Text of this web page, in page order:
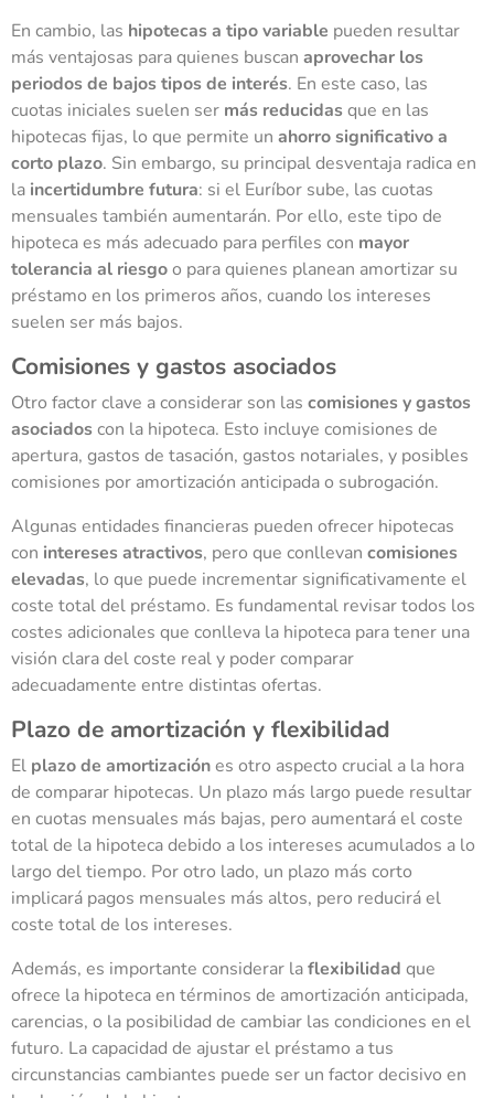
En cambio, las hipotecas a tipo variable pueden resultar
más ventajosas para quienes buscan aprovechar los
periodos de bajos tipos de interés. En este caso, las
cuotas iniciales suelen ser más reducidasque en las
hipotecas fijas, lo que permite un ahorro significativo a
corto plazo. Sin embargo, su principal desventaja radica en
la incertidumbre futura: si el Euríbor sube, las cuotas
mensuales también aumentarán. Por ello, este tipo de
hipoteca es más adecuado para perfiles con mayor
tolerancia al riesgoo para quienes planean amortizar su
préstamo en los primeros años, cuando los intereses
suelen ser más bajos.
Comisiones y gastos asociados
Otro factor clave a considerar son las comisiones y gastos
asociadoscon la hipoteca. Esto incluye comisiones de
apertura, gastos de tasación, gastos notariales, y posibles
comisiones por amortización anticipada o subrogación.
Algunas entidades financieras pueden ofrecer hipotecas
con intereses atractivos, pero que conllevan comisiones
elevadas, lo que puede incrementar significativamente el
coste total del préstamo. Es fundamental revisar todos los
costes adicionales que conlleva la hipoteca para tener una
visión clara del coste real y poder comparar
adecuadamente entre distintas ofertas.
Plazo de amortización y flexibilidad
El plazo de amortizaciónes otro aspecto crucial a la hora
de comparar hipotecas. Un plazo más largo puede resultar
en cuotas mensuales más bajas, pero aumentará el coste
total de la hipoteca debido a los intereses acumulados a lo
largo del tiempo. Por otro lado, un plazo más corto
implicará pagos mensuales más altos, pero reducirá el
coste total de los intereses.
Además, es importante considerar laflexibilidad que
ofrece la hipoteca en términos de amortización anticipada,
carencias, o la posibilidad de cambiar las condiciones en el
futuro. La capacidad de ajustar el préstamo a tus
circunstancias cambiantes puede ser un factor decisivo en